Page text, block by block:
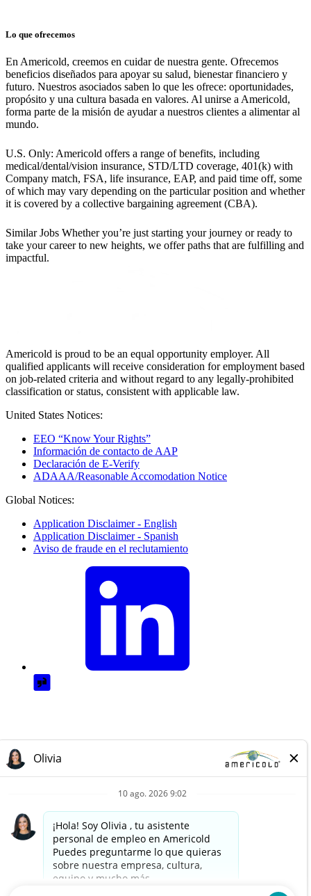
Lo que ofrecemos
En Americold, creemos en cuidar de nuestra gente. Ofrecemos
beneficios diseñados para apoyar su salud, bienestar financiero y
futuro. Nuestros asociados saben lo que les ofrece: oportunidades,
propósito y una cultura basada en valores. Al unirse a Americold,
forma parte de la misión de ayudar a nuestros clientes a alimentar al
mundo.
U.S. Only: Americold offers a range of benefits, including
medical/dental/vision insurance, STD/LTD coverage, 401(k) with
Company match, FSA, life insurance, EAP, and paid time off, some
of which may vary depending on the particular position and whether
it is covered by a collective bargaining agreement (CBA).
Similar Jobs Whether you’re just starting your journey or ready to
take your career to new heights, we offer paths that are fulfilling and
impactful.
Americold is proud to be an equal opportunity employer. All
qualified applicants will receive consideration for employment based
on job-related criteria and without regard to any legally-prohibited
classification or status, consistent with applicable law.
United States Notices:
EEO “Know Your Rights”
Información de contacto de AAP
Declaración de E-Verify
ADAAA/Reasonable Accomodation Notice
Global Notices:
Application Disclaimer - English
Application Disclaimer - Spanish
Aviso de fraude en el reclutamiento